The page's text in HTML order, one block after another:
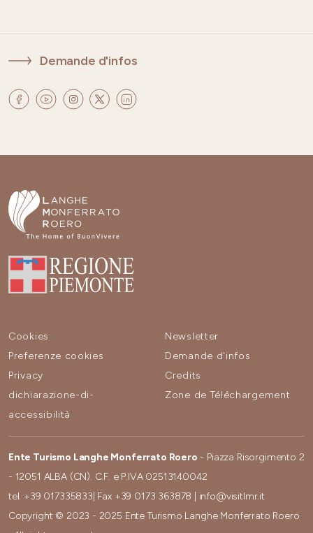
Demande d'infos
Cookies
Preferenze cookies
Privacy
dichiarazione-di-
accessibilità
Newsletter
Demande d'infos
Credits
Zone de Téléchargement
Ente Turismo Langhe Monferrato Roero - Piazza Risorgimento 2
- 12051 ALBA (CN). C.F. e P.IVA 02513140042
tel. +39 017335833 | Fax +39 0173 363878
info@visitlmr.it
Copyright © 2023 - 2025 Ente Turismo Langhe Monferrato Roero